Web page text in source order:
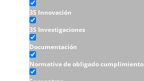
3S Innovación
3S Investigaciones
Documentación
Normativa de obligado cumplimiento